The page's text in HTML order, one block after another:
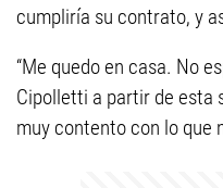
cumpliría su contrato, y
“Me quedo en casa. No
Cipolletti a partir de esta
muy contento con lo que